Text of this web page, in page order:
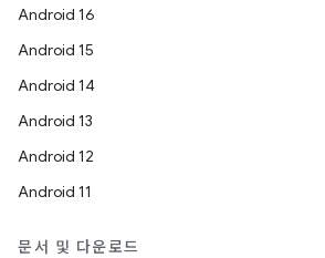
Android 16
Android 15
Android 14
Android 13
Android 12
Android 11
문서 및 다운로드